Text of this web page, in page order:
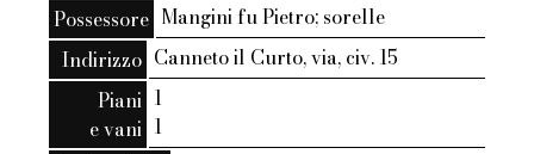
Possessore Mangini fu Pietro; sorelle
Indirizzo Canneto il Curto, via, civ. 15
Piani
e vani
1
1